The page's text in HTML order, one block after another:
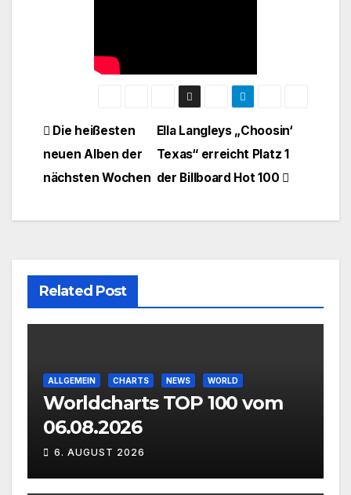
Beitragsnavigation
Ella Langleys „Choosin‘
Texas“ erreicht Platz 1
der Billboard Hot 100
Die heißesten
neuen Alben der
nächsten Wochen
Related Post
ALLGEMEIN CHARTS NEWS WORLD
Worldcharts TOP 100 vom
06.08.2026
6. AUGUST 2026